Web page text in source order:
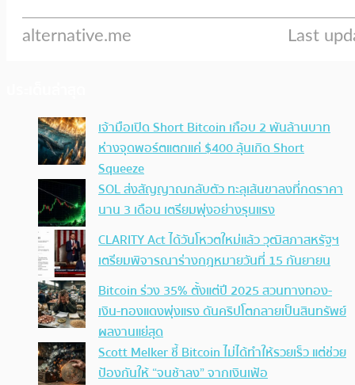
เจ้ามือเปิด Short Bitcoin เกือบ 2 พันล้านบาท
ห่างจุดพอร์ตแตกแค่ $400 ลุ้นเกิด Short
Squeeze
SOL ส่งสัญญาณกลับตัว ทะลุเส้นขาลงที่กดราคา
นาน 3 เดือน เตรียมพุ่งอย่างรุนแรง
CLARITY Act ได้วันโหวตใหม่แล้ว วุฒิสภาสหรัฐฯ
เตรียมพิจารณาร่างกฎหมายวันที่ 15 กันยายน
Bitcoin ร่วง 35% ตั้งแต่ปี 2025 สวนทางทอง-
เงิน-ทองแดงพุ่งแรง ดันคริปโตกลายเป็นสินทรัพย์
ผลงานแย่สุด
Scott Melker ชี้ Bitcoin ไม่ได้ทำให้รวยเร็ว แต่ช่วย
ป้องกันให้ “จนช้าลง” จากเงินเฟ้อ